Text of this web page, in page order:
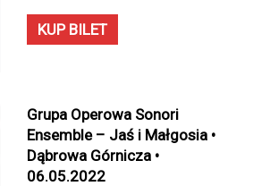
KUP BILET
Grupa Operowa Sonori
Ensemble – Jaś i Małgosia •
Dąbrowa Górnicza •
06.05.2022